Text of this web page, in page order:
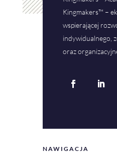
Kingmakers™ –
wspierającej
indywidualnego,
oraz
NAWIGACJA